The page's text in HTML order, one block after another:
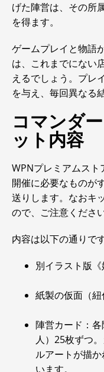
げた陣営は、その所
を得ます。
ゲームプレイと物語
は、これまでにない
えるでしょう。プレ
を与え、毎回異なる
コマンダ
ット内容
WPNプレミアムスト
開催に必要なものが
送りします。なおキ
ので、ご注意ください
内容は以下の通りで
別イラスト版《
紙製の仮面（紐
陣営カード：
人）25枚ずつ
ルアートが描
います。